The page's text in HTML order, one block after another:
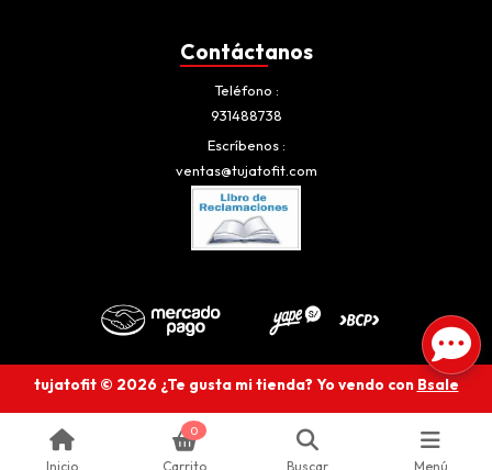
Contáctanos
Teléfono
931488738
Escríbenos
ventas@tujatofit.com
tujatofit © 2026 ¿Te gusta mi tienda? Yo vendo con Bsale
Inicio
0
Carrito Buscar Menú